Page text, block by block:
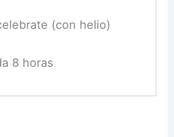
(con helio)
8 horas